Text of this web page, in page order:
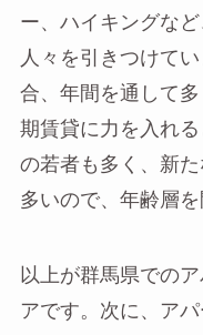
ー、ハイキングな
人々を引きつけて
合、年間を通して
期賃貸に力を入れ
の若者も多く、新
多いので、年齢層
以上が群馬県での
アです。次に、ア